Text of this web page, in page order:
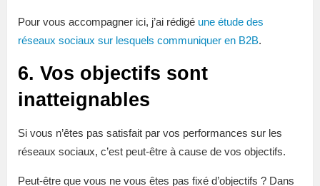
Pour vous accompagner ici, j’ai rédigé une étude des
réseaux sociaux sur lesquels communiquer en B2B.
6. Vos objectifs sont
inatteignables
Si vous n’êtes pas satisfait par vos performances sur les
réseaux sociaux, c’est peut-être à cause de vos objectifs.
Peut-être que vous ne vous êtes pas fixé d’objectifs ? Dans